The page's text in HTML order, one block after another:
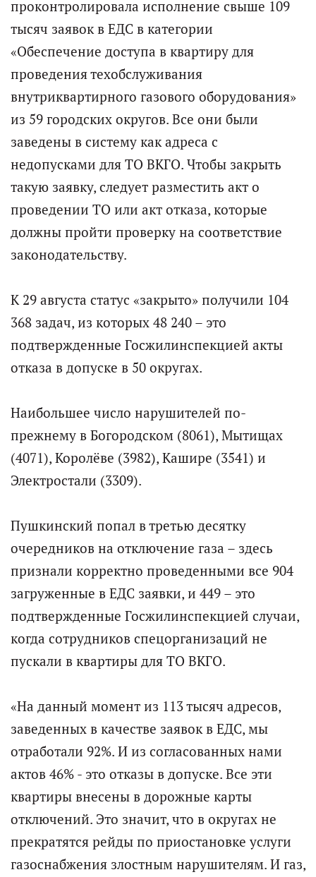
проконтролировала исполнение свыше 109
тысяч заявок в ЕДС в категории
«Обеспечение доступа в квартиру для
проведения техобслуживания
внутриквартирного газового оборудования»
из 59 городских округов. Все они были
заведены в систему как адреса с
недопусками для ТО ВКГО. Чтобы закрыть
такую заявку, следует разместить акт о
проведении ТО или акт отказа, которые
должны пройти проверку на соответствие
законодательству.
К 29 августа статус «закрыто» получили 104
368 задач, из которых 48 240 – это
подтвержденные Госжилинспекцией акты
отказа в допуске в 50 округах.
Наибольшее число нарушителей по-
прежнему в Богородском (8061), Мытищах
(4071), Королёве (3982), Кашире (3541) и
Электростали (3309).
Пушкинский попал в третью десятку
очередников на отключение газа – здесь
признали корректно проведенными все 904
загруженные в ЕДС заявки, и 449 – это
подтвержденные Госжилинспекцией случаи,
когда сотрудников спецорганизаций не
пускали в квартиры для ТО ВКГО.
«На данный момент из 113 тысяч адресов,
заведенных в качестве заявок в ЕДС, мы
отработали 92%. И из согласованных нами
актов 46% - это отказы в допуске. Все эти
квартиры внесены в дорожные карты
отключений. Это значит, что в округах не
прекратятся рейды по приостановке услуги
газоснабжения злостным нарушителям. И газ,